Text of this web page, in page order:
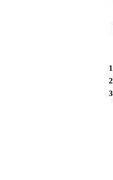
1
2
3